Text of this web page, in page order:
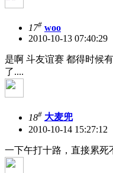
17# woo
2010-10-13 07:40:29
是啊 斗友谊赛 都得时候
了....
18# 大麦兜
2010-10-14 15:27:12
一下午打十路，直接累死